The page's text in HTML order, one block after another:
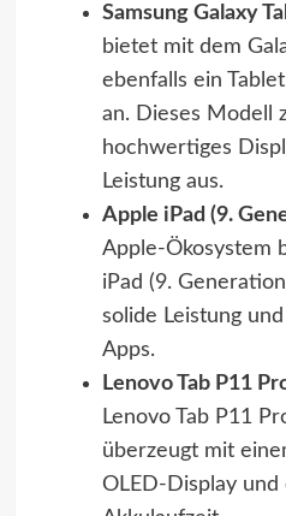
Samsung Galaxy
bietet mit dem
ebenfalls ein
an. Dieses Modell
hochwertiges
Leistung aus.
Apple iPad (9.
Apple-Ökosystem
iPad (9.
solide Leistung
Apps.
Lenovo Tab P11
Lenovo Tab P11
überzeugt mit
OLED-Display und